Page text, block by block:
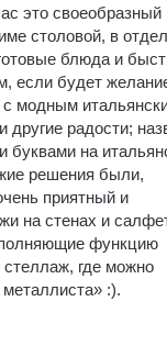
это своеобразный
столовой, в
блюда и
если будет
с модным
другие радости;
буквами на
решения были,
приятный и
на стенах и
функцию
где можно
:).